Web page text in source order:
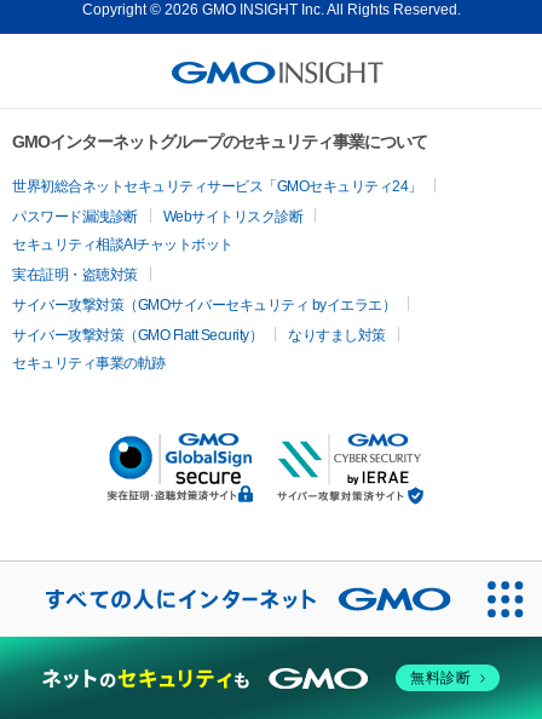
Copyright © 2026 GMO INSIGHT Inc. All Rights Reserved.
GMOインターネットグループのセキュリティ事業について
世界初総合ネットセキュリティサービス「GMOセキュリティ24」
パスワード漏洩診断
Webサイトリスク診断
セキュリティ相談AIチャットボット
実在証明・盗聴対策
サイバー攻撃対策（GMOサイバーセキュリティ byイエラエ）
サイバー攻撃対策（GMO Flatt Security）
なりすまし対策
セキュリティ事業の軌跡
無料診断